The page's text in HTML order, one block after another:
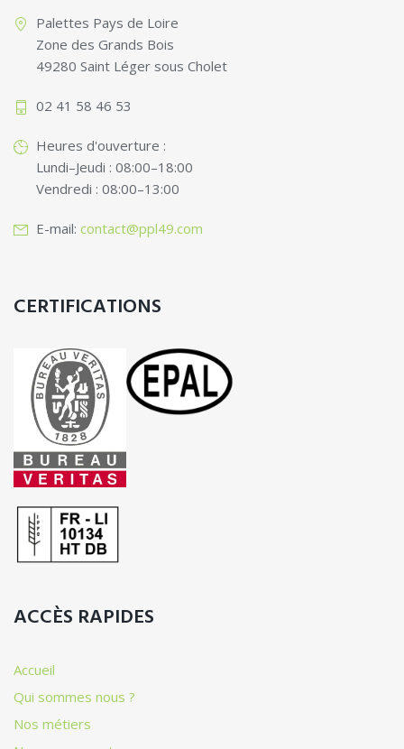
Palettes Pays de Loire
Zone des Grands Bois
49280 Saint Léger sous Cholet
02 41 58 46 53
Heures d'ouverture :
Lundi–Jeudi : 08:00–18:00
Vendredi : 08:00–13:00
E-mail: contact@ppl49.com
CERTIFICATIONS
ACCÈS RAPIDES
Accueil
Qui sommes nous ?
Nos métiers